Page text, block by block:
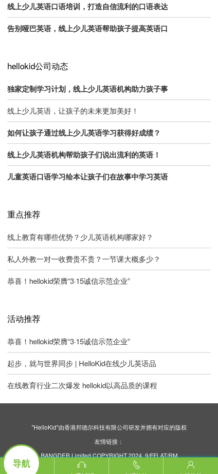
线上少儿英语口语培训，打造自信流利的口语表达
告别哑巴英语，线上少儿英语帮助孩子提高英语口
hellokid公司动态
独家定制学习计划，线上少儿英语机构助力孩子事
线上少儿英语，让孩子的未来更加美好！
如何让孩子通过线上少儿英语学习获得好成绩？
线上少儿英语机构帮助孩子们说出流利的英语！
儿童英语口语学习绘本让孩子们在故事中学习英语
重点推荐
线上教育有哪些优势？少儿英语机构哪家好？
私人外教一对一收费贵不贵？一节课大概多少？
恭喜！hellokid荣膺“3·15诚信示范企业”
活动推荐
恭喜！hellokid荣膺“3·15诚信示范企业”
起步，就与世界同步 | HelloKid在线少儿英语品
在线教育行业二次爆发 hellokid以高品质的课程
"HelloKid"由香港邦德尔科技有限公司研发并拥有对应的版权
友情链接：
BANGDER Limited COPYRIGHT 2024. 9/FFLAT/RM
ASILVERCORP INTERNATIONAL TOWER707-713
NATHAN ROAD MONGKOK KL
导航